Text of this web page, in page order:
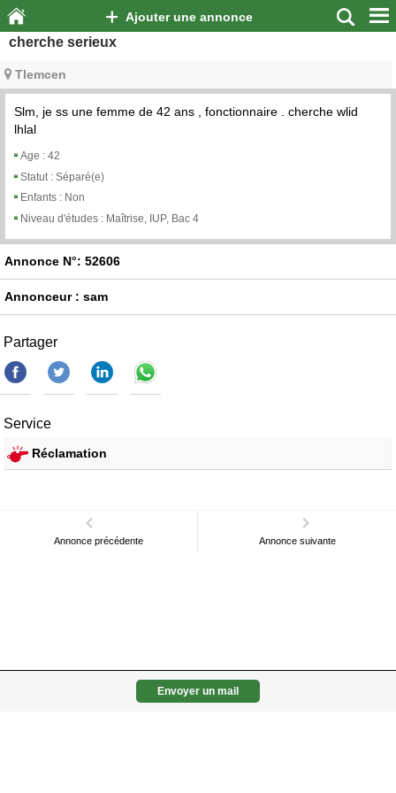
Ajouter une annonce
cherche serieux
Tlemcen
Slm, je ss une femme de 42 ans , fonctionnaire . cherche wlid
lhlal
Age : 42
Statut : Séparé(e)
Enfants : Non
Niveau d'études : Maîtrise, IUP, Bac 4
Annonce N°: 52606
Annonceur : sam
Partager
Service
Réclamation
Annonce précédente Annonce suivante
Envoyer un mail